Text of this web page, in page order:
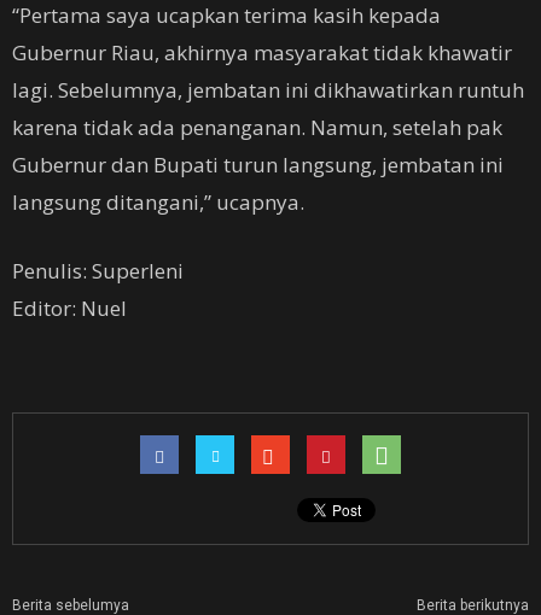
“Pertama saya ucapkan terima kasih kepada
Gubernur Riau, akhirnya masyarakat tidak khawatir
lagi. Sebelumnya, jembatan ini dikhawatirkan runtuh
karena tidak ada penanganan. Namun, setelah pak
Gubernur dan Bupati turun langsung, jembatan ini
langsung ditangani,” ucapnya.
Penulis: Superleni
Editor: Nuel
Berita sebelumya Berita berikutnya